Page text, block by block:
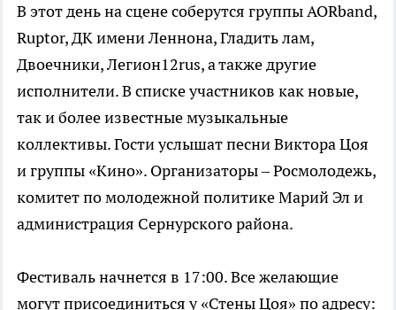
В этот день на сцене соберутся группы AORband,
Ruptor, ДК имени Леннона, Гладить лам,
Двоечники, Легион12rus, а также другие
исполнители. В списке участников как новые,
так и более известные музыкальные
коллективы. Гости услышат песни Виктора Цоя
и группы «Кино». Организаторы – Росмолодежь,
комитет по молодежной политике Марий Эл и
администрация Сернурского района.
Фестиваль начнется в 17:00. Все желающие
могут присоединиться у «Стены Цоя» по адресу: